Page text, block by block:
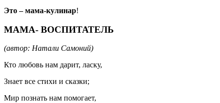
Это – мама-кулинар!
МАМА- ВОСПИТАТЕЛЬ
(автор: Натали Самоний)
Кто любовь нам дарит, ласку,
Знает все стихи и сказки;
Мир познать нам помогает,